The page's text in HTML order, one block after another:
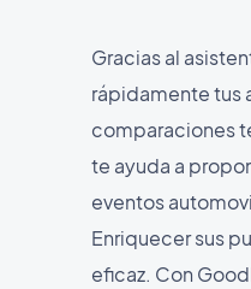
Gracias al
rápidamente tus
comparaciones
te ayuda a
eventos
Enriquecer sus
eficaz. Con